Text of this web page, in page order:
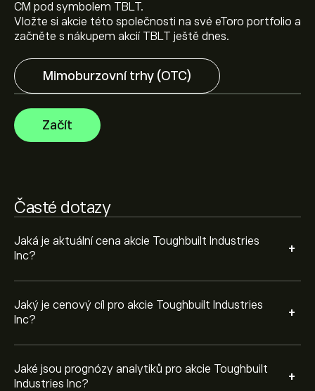
CM pod symbolem TBLT.
Vložte si akcie této společnosti na své eToro portfolio a
začněte s nákupem akcií TBLT ještě dnes.
Mimoburzovní trhy (OTC)
Začít
Časté dotazy
Jaká je aktuální cena akcie Toughbuilt Industries
Inc?
+
Jaký je cenový cíl pro akcie Toughbuilt Industries
Inc?
+
Průměrný cenový cíl pro akcie Toughbuilt Industries Inc
je 0.0110‎$‎.Zaregistrujte sena eToro a získejte detailní
Jaké jsou prognózy analytiků pro akcie Toughbuilt
Industries Inc?
+
Analytici nabízí prognózy pro akcie Toughbuilt Industries
Inc na základě tržních trendů, finančních zpráv a
očekávaného růstu. Podívejte se na prognózu
budoucího vývoje cen.
Tržní kapitalizace Toughbuilt Industries Inc je (Data